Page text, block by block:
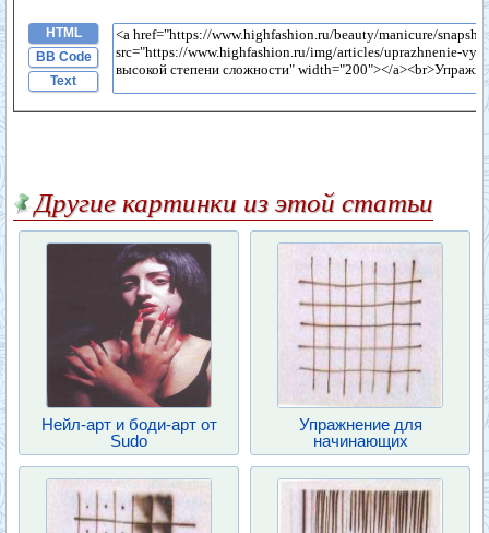
HTML
BB Code
Text
Другие картинки из этой статьи
Нейл-арт и боди-арт от
Sudo
Упражнение для
начинающих